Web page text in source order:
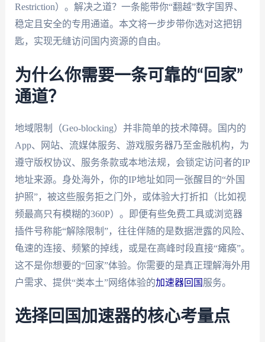
Restriction）。解决之道？一条能带你“翻越”数字国界、
稳定且安全的专用通道。本文将一步步带你选对这把钥
匙，实现无缝访问国内资源的自由。
为什么你需要一条可靠的“回家”
通道？
地域限制（Geo-blocking）并非简单的技术障碍。国内的
App、网站、流媒体服务、游戏服务器乃至金融机构，为
遵守版权协议、服务条款或本地法规，会锁定访问者的IP
地址来源。身处海外，你的IP地址如同一张醒目的“外国
护照”，被这些服务拒之门外，或体验大打折扣（比如视
频最高只有模糊的360P）。即便有些免费工具或浏览器
插件号称能“解除限制”，往往伴随的是数据泄露的风险、
龟速的连接、频繁的掉线，或是在高峰时段直接“瘫痪”。
这不是你想要的“回家”体验。你需要的是真正理解海外用
户需求、提供“类本土”网络体验的加速器回国 服务。
选择回国加速器的核心考量点